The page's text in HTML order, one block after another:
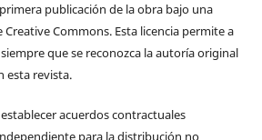
publicación de la obra bajo una
Commons. Esta licencia permite a
que se reconozca la autoría original
esta revista.
acuerdos contractuales